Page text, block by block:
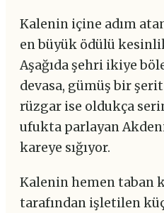
Kalenin içine adım
en büyük ödülü
Aşağıda şehri ikiye
devasa, gümüş bir
rüzgar ise oldukça
ufukta parlayan
kareye sığıyor.
Kalenin hemen taban
tarafından işletilen